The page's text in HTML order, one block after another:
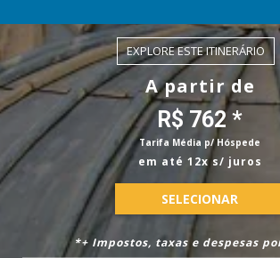
EXPLORE ESTE ITINERÁRIO
A partir de
R$ 762 *
Tarifa Média p/ Hóspede
em até 12x s/ juros
SELECIONAR
*+ Impostos, taxas e despesas